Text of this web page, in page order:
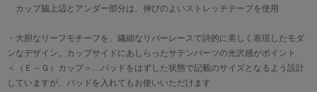
カップ脇上辺とアンダー部分は、伸びのよいストレッチテープを使用
・大胆なリーフモチーフを、繊細なリバーレースで詩的に美しく表現したモダ
ンなデザイン。カップサイドにあしらったサテンパーツの光沢感がポイント
＜（Ｅ～Ｇ）カップ＞…パッドをはずした状態で記載のサイズとなるよう設計
していますが、パッドを入れてもお使いいただけます